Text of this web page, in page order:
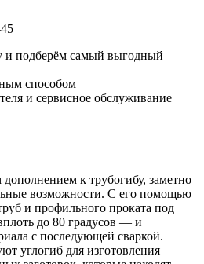
и подберём самый выгодный
способом
и сервисное обслуживание
к трубогибу, заметно
возможности. С его помощью
и профильного проката под
до 80 градусов — и
с последующей сваркой.
углогиб для изготовления